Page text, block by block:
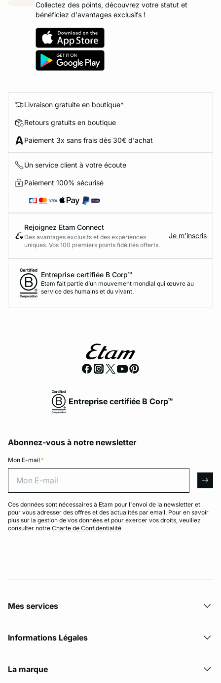
Collectez des points, découvrez votre statut et
bénéficiez d'avantages exclusifs !
Livraison gratuite en boutique*
Retours gratuits en boutique
Paiement 3x sans frais dès 30€ d'achat
Un service client à votre écoute
Paiement 100% sécurisé
Rejoignez Etam Connect
Des avantages exclusifs et des expériences
uniques. Vos 100 premiers points fidélités offerts.
Je m’inscris
Entreprise certifiée B Corp™
Etam fait partie d’un mouvement mondial qui œuvre au
service des humains et du vivant.
Entreprise certifiée B Corp™
Abonnez-vous à notre newsletter
Mon E-mail *
Ces données sont nécessaires à Etam pour l'envoi de la newsletter et
pour vous adresser des offres et des actualités par email. Pour en savoir
plus sur la gestion de vos données et pour exercer vos droits, veuillez
consulter notre Charte de Confidentialité
Mes services
Informations Légales
La marque